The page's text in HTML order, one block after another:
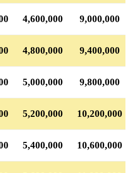
4,600,000 9,000,000
4,800,000 9,400,000
5,000,000 9,800,000
5,200,000 10,200,000
5,400,000 10,600,000